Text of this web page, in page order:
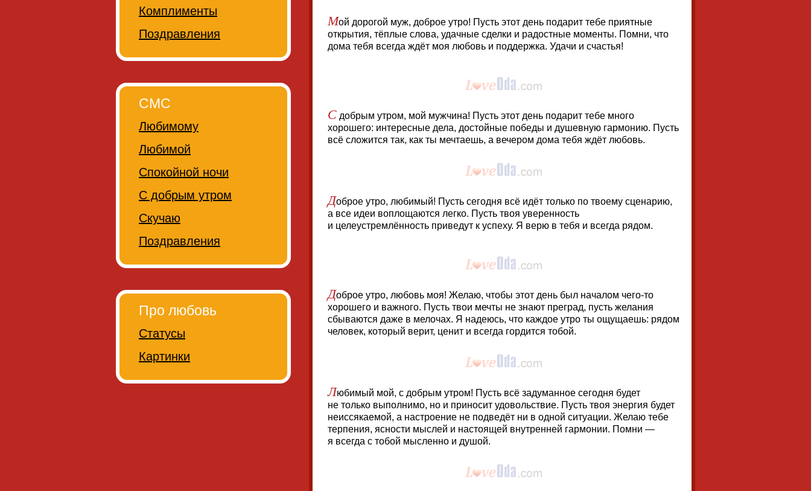
Мой дорогой муж, доброе утро! Пусть этот день подарит тебе приятные
открытия, тёплые слова, удачные сделки и радостные моменты. Помни, что
дома тебя всегда ждёт моя любовь и поддержка. Удачи и счастья!
С добрым утром, мой мужчина! Пусть этот день подарит тебе много
хорошего: интересные дела, достойные победы и душевную гармонию. Пусть
всё сложится так, как ты мечтаешь, а вечером дома тебя ждёт любовь.
Доброе утро, любимый! Пусть сегодня всё идёт только по твоему сценарию,
а все идеи воплощаются легко. Пусть твоя уверенность
и целеустремлённость приведут к успеху. Я верю в тебя и всегда рядом.
Доброе утро, любовь моя! Желаю, чтобы этот день был началом чего-то
хорошего и важного. Пусть твои мечты не знают преград, пусть желания
сбываются даже в мелочах. Я надеюсь, что каждое утро ты ощущаешь: рядом
человек, который верит, ценит и всегда гордится тобой.
Любимый мой, с добрым утром! Пусть всё задуманное сегодня будет
не только выполнимо, но и приносит удовольствие. Пусть твоя энергия будет
неиссякаемой, а настроение не подведёт ни в одной ситуации. Желаю тебе
терпения, ясности мыслей и настоящей внутренней гармонии. Помни —
я всегда с тобой мысленно и душой.
Комплименты
Поздравления
СМС
Любимому
Любимой
Спокойной ночи
С добрым утром
Скучаю
Поздравления
Про любовь
Статусы
Картинки